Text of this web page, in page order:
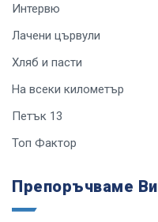
Интервю
Лачени цървули
Хляб и пасти
На всеки километър
Петък 13
Топ Фактор
Препоръчваме Ви